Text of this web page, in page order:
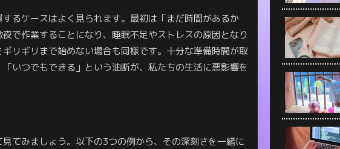
るケースはよく見られます。最初は「まだ時間があるか
で作業することになり、睡眠不足やストレスの原因となり
リギリまで始めない場合も同様です。十分な準備時間が取
いつでもできる」という油断が、私たちの生活に悪影響を
てみましょう。以下の3つの例から、その深刻さを一緒に